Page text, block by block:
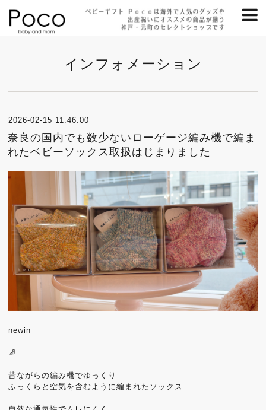
インフォメーション
2026-02-15 11:46:00
奈良の国内でも数少ないローゲージ編み機で編ま
れたベビーソックス取扱はじまりました
newin
🧦
昔ながらの編み機でゆっくり
ふっくらと空気を含むように編まれたソックス